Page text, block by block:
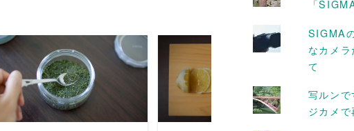
READ MORE READ MORE
「
SIGMA
なカメ
て
写ルン
ジカメ